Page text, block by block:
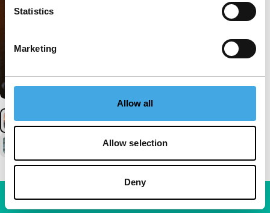
Statistics
Marketing
Allow all
Allow selection
Deny